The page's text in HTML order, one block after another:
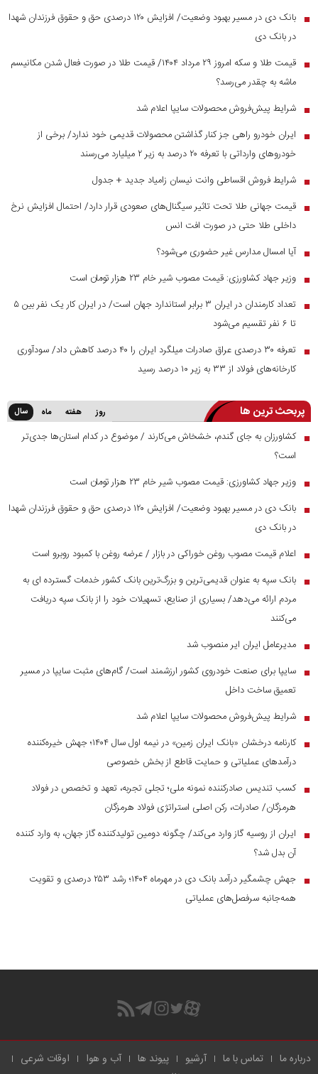
■
بانک دی در مسیر بهبود وضعیت/ افزایش ۱۲۰ درصدی حق و حقوق فرزندان شهدا
در بانک دی
■
قیمت طلا و سکه امروز ۲۹ مرداد ۱۴۰۴/ قیمت طلا در صورت فعال شدن مکانیسم
ماشه به چقدر می‌رسد؟
■ شرایط پیش‌فروش محصولات سایپا اعلام شد
■
ایران خودرو راهی جز کنار گذاشتن محصولات قدیمی خود ندارد/ برخی از
خودرو‌های وارداتی با تعرفه ۲۰ درصد به زیر ۲ میلیارد می‌رسند
■ شرایط فروش اقساطی وانت نیسان زامیاد جدید + جدول
■ قیمت جهانی طلا تحت تاثیر سیگنال‌های صعودی قرار دارد/ احتمال افزایش نرخ
داخلی طلا حتی در صورت افت انس
■ آیا امسال مدارس غیر حضوری می‌شود؟
■ وزیر جهاد کشاورزی: قیمت مصوب شیر خام ۲۳ هزار تومان است
■
تعداد کارمندان در ایران ۳ برابر استاندارد جهان است/ در ایران کار یک نفر بین ۵
تا ۶ نفر تقسیم می‌شود
■
تعرفه ۳۰ درصدی عراق صادرات میلگرد ایران را ۴۰ درصد کاهش داد/ سودآوری
کارخانه‌های فولاد از ۳۳ به زیر ۱۰ درصد رسید
پربحث ترین ها روز هفته ماه سال
■ کشاورزان به جای گندم، خشخاش می‌کارند / موضوع در کدام استان‌ها جدی‌تر
است؟
■ وزیر جهاد کشاورزی: قیمت مصوب شیر خام ۲۳ هزار تومان است
■
بانک دی در مسیر بهبود وضعیت/ افزایش ۱۲۰ درصدی حق و حقوق فرزندان شهدا
در بانک دی
■ اعلام قیمت مصوب روغن خوراکی در بازار / عرضه روغن با کمبود روبرو است
■ بانک سپه به عنوان قدیمی‌ترین و بزرگ‌ترین بانک کشور خدمات گسترده ای به
مردم ارائه می‌دهد/ بسیاری از صنایع، تسهیلات خود را از بانک سپه دریافت
می‌کنند
■ مدیرعامل ایران ایر منصوب شد
■ سایپا برای صنعت خودروی کشور ارزشمند است/ گام‌های مثبت سایپا در مسیر
تعمیق ساخت داخل
■ شرایط پیش‌فروش محصولات سایپا اعلام شد
■
کارنامه درخشان «بانک ایران زمین» در نیمه اول سال ۱۴۰۴؛ جهش خیره‌کننده
درآمد‌های عملیاتی و حمایت قاطع از بخش خصوصی
■ کسب تندیس صادرکننده نمونه ملی؛ تجلی تجربه، تعهد و تخصص در فولاد
هرمزگان/ صادرات، رکن اصلی استراتژی فولاد هرمزگان
■
ایران از روسیه گاز وارد می‌کند/ چگونه دومین تولیدکننده گاز جهان، به وارد کننده
آن بدل شد؟
■
جهش چشمگیر درآمد بانک دی در مهرماه ۱۴۰۴؛ رشد ۲۵۳ درصدی و تقویت
همه‌جانبه سرفصل‌های عملیاتی
درباره ما تماس با ما آرشیو پیوند ها آب و هوا
اوقات شرعی